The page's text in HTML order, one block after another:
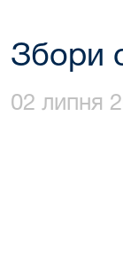
Збори
02 липня